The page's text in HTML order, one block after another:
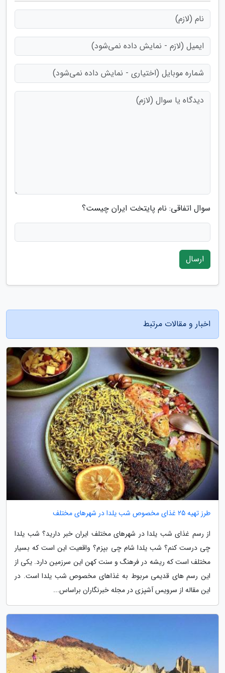
سوال اتفاقی: نام پایتخت ایران چیست؟
ارسال
اخبار و مقالات مرتبط
طرز تهیه 25 غذای مخصوص شب یلدا در شهرهای مختلف
از رسم غذای شب یلدا در شهرهای مختلف ایران خبر دارید؟ شب یلدا
چی درست کنم؟ شب یلدا شام چی بپزم؟ واقعیت این است که بسیار
مختلف است که ریشه در فرهنگ و سنت کهن این سرزمین دارد. یکی از
این رسم های قدیمی مربوط به غذاهای مخصوص شب یلدا است. در
این مقاله از سرویس آشپزی در مجله خبرنگاران براساس...